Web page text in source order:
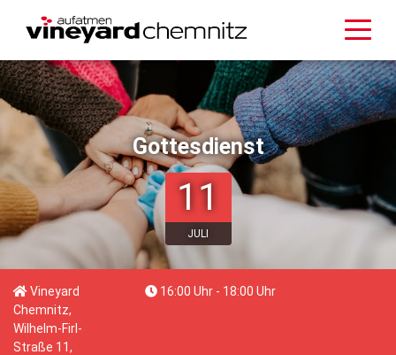
Gottesdienst
11
JULI
Vineyard
Chemnitz,
Wilhelm-Firl-
Straße 11,
16:00 Uhr - 18:00 Uhr